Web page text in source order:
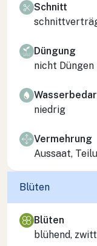
Schnitt
Düngung
nicht Düngen
niedrig
Vermehrung
Aussaat,
Blüten
Blüten
blühend,